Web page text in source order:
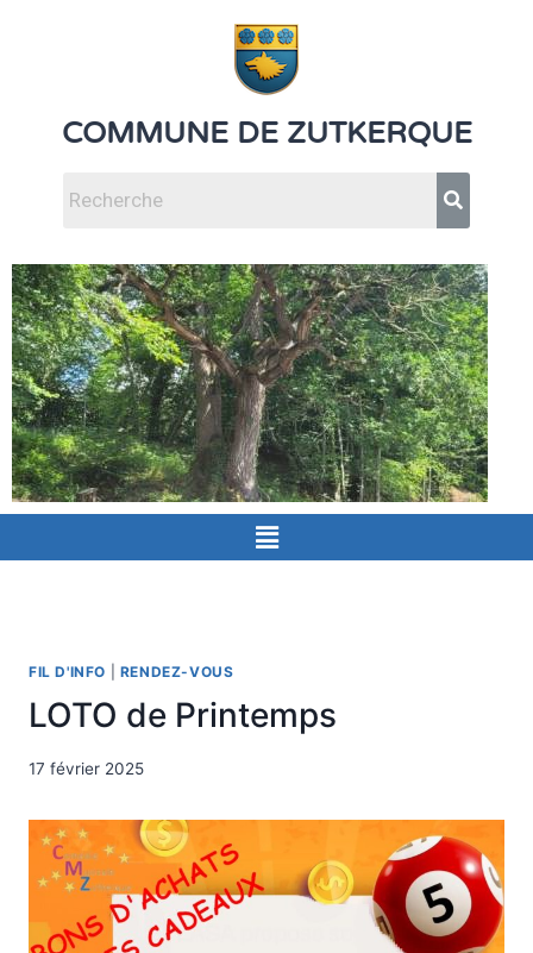
COMMUNE DE ZUTKERQUE
FIL D'INFO RENDEZ-VOUS
LOTO de Printemps
17 février 2025